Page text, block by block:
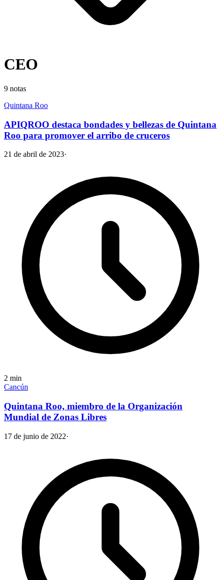
CEO
9 notas
Quintana Roo
APIQROO destaca bondades y bellezas de Quintana
Roo para promover el arribo de cruceros
21 de abril de 2023·
2 min
Cancún
Quintana Roo, miembro de la Organización
Mundial de Zonas Libres
17 de junio de 2022·